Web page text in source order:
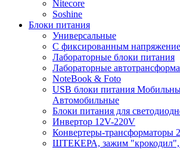
Nitecore
Soshine
Блоки питания
Универсальные
C фиксированным
Лабораторные блоки питания
Лабораторные
NoteBook & Foto
USB блоки питания
Автомобильные
Блоки питания для
Инвертор 12V-220V
Конвертеры-трансформаторы
ШТЕКЕРА, зажим